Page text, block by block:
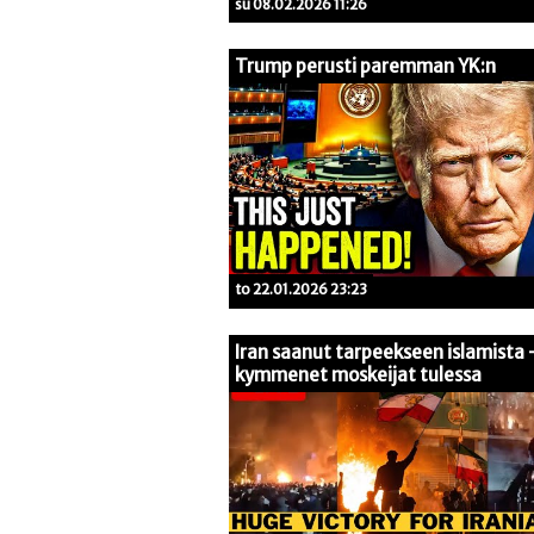
su 08.02.2026 11:26
Trump perusti paremman YK:n
to 22.01.2026 23:23
Iran saanut tarpeekseen islamista
kymmenet moskeijat tulessa